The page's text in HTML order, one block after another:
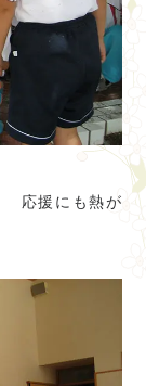
援にも熱が